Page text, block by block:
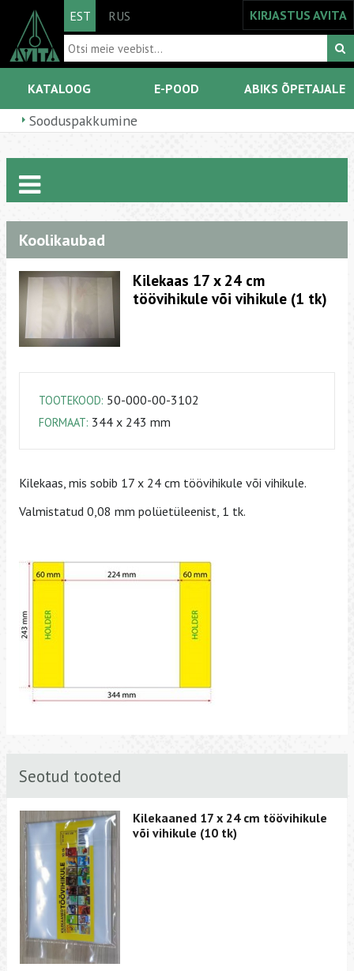
EST RUS KIRJASTUS AVITA
KATALOOG E-POOD ABIKS ÕPETAJALE
Sooduspakkumine
Koolikaubad
Kilekaas 17 x 24 cm
töövihikule või vihikule (1 tk)
TOOTEKOOD: 50-000-00-3102
FORMAAT: 344 x 243 mm
Kilekaas, mis sobib 17 x 24 cm töövihikule või vihikule.
Valmistatud 0,08 mm polüetüleenist, 1 tk.
Seotud tooted
Kilekaaned 17 x 24 cm töövihikule
või vihikule (10 tk)